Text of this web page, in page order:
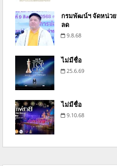
กรมพัฒน์ฯ จัดหน่วย
ลด
9.8.68
ไม่มีชื่อ
25.6.69
ไม่มีชื่อ
9.10.68